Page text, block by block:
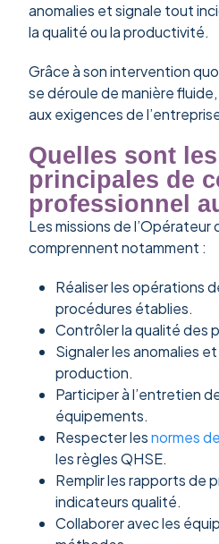
anomalies et signale tout
la qualité ou la productivité.
Grâce à son intervention
se déroule de manière
aux exigences de
Quelles sont
principales de
professionnel
Les missions de
comprennent notamment :
Réaliser les opérations
procédures établies.
Contrôler la qualité des
Signaler les anomalies
production.
Participer à l’entretien
équipements.
Respecter lesnormes
les règles QHSE.
Remplir les rapports de
indicateurs qualité.
Collaborer avec les